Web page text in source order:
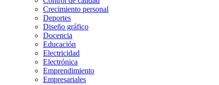
Crecimiento personal
Deportes
Diseño gráfico
Docencia
Educación
Electricidad
Electrónica
Emprendimiento
Empresariales